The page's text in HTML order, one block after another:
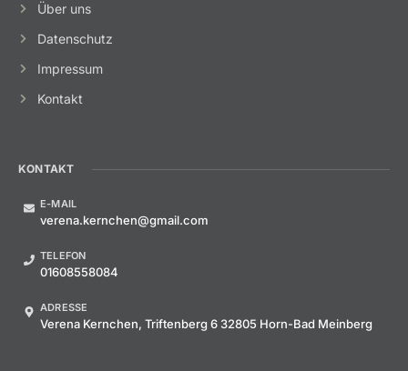
Über uns
Datenschutz
Impressum
Kontakt
KONTAKT
E-MAIL
verena.kernchen@gmail.com
TELEFON
01608558084
ADRESSE
Verena Kernchen, Triftenberg 6 32805 Horn-Bad Meinberg